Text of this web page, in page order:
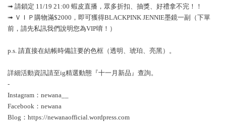
➟ 請鎖定 11/19 21:00 蝦皮直播，眾多折扣、抽獎、好禮拿不完！！
➟ ＶＩＰ購物滿$2000，即可獲得BLACKPINK JENNIE墨鏡一副（下單
前，請先私訊我們說明您為VIP唷！）
p.s. 請直接在結帳時備註要的色框（透明、琥珀、亮黑）。
詳細活動資訊請至ig精選動態『十一月新品』查詢。
-
Instagram：newana__
Facebook：newana
Blog：https://newanaofficial.wordpress.com